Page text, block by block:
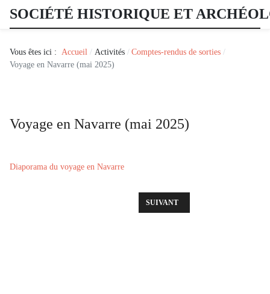
SOCIÉTÉ HISTORIQUE ET
Vous êtes ici : Accueil Activités
Comptes-rendus de sorties
Voyage en Navarre (mai 2025)
Voyage en Navarre (mai 2025)
Diaporama du voyage en Navarre
ARTICLE SUIVANT : SORTIE DU 7
SUIVANT